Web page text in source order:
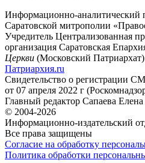
Информационно-аналитический
Саратовской митрополии
Учредитель Централизованная
организация Саратовская
Церкви (Московский Патриархат)
Патриархия.ru
Свидетельство о регистрации
от 07 апреля 2022 г
Главный редактор Сапаева
© 2004-2026
Информационно-издательский
Все права защищены
Согласие на обработку
Политика обработки